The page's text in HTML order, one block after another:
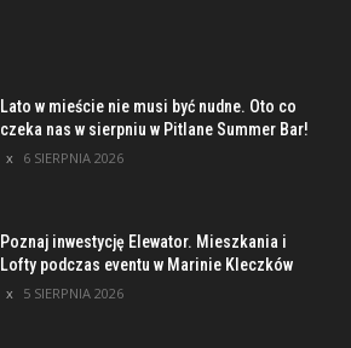
Lato w mieście nie musi być nudne. Oto co
czeka nas w sierpniu w Pitlane Summer Bar!
6 SIERPNIA 2026
Poznaj inwestycję Elewator. Mieszkania i
Lofty podczas eventu w Marinie Kleczków
5 SIERPNIA 2026